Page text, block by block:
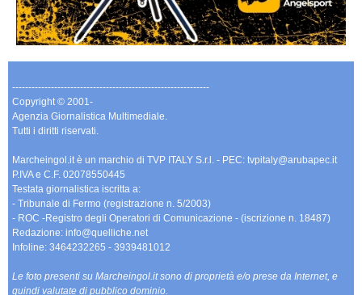
-------------------------------------------------------------
Copyright © 2001-
Agenzia Giornalistica Multimediale.
Tutti i diritti riservati.
Marcheingol.it è un marchio di TVP ITALY S.r.l. - PEC: tvpitaly@arubapec.it
P.IVA e C.F. 02078550445
Testata giornalistica iscritta a:
- Tribunale di Fermo (registrazione n. 5/2003)
- ROC -Registro degli Operatori di Comunicazione - (iscrizione n. 18487)
Redazione: info@quelliche.net
Infoline: 3464232265 - 3939481012
Le foto presenti su Marcheingol.it sono di proprietà e/o prese da Internet, e
quindi valutate di pubblico dominio.